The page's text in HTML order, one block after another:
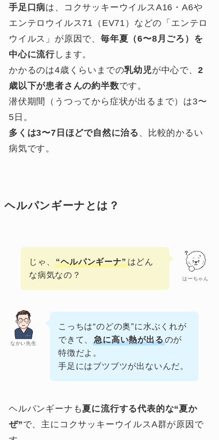
手足口病は、コクサッキーウイルスA16・A6や
エンテロウイルス71（EV71）などの「エンテロ
ウイルス」が原因で、 毎年夏（6〜8月ごろ）を
中心に流行します。
かかるのは4歳くらいまでの乳幼児が中心で、 2
歳以下が患者さんの約半数です。
潜伏期間（うつってから症状が出るまで）は3〜
5日。
多くは3〜7日ほどで自然に治る 、比較的かるい
病気です。
ヘルパンギーナとは？
はーちゃん
じゃ、“ヘルパンギーナ”はどん
な病気なの？
なかい先生
こっちは“のどの奥”に水ぶくれが
できて、急に高い熱が出るのが
特徴だよ。
手足にはブツブツが出ないんだ。
ヘルパンギーナも 夏に流行する代表的な“夏か
ぜ”で、主にコクサッキーウイルスA群が原因で